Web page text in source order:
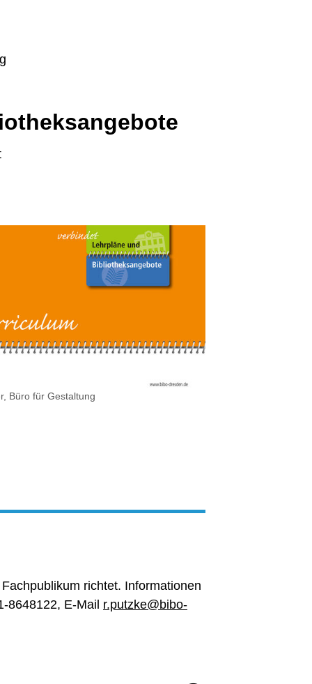
Büro für Gestaltung
richtet. Informationen
8648122, E-Mail r.putzke@bibo-